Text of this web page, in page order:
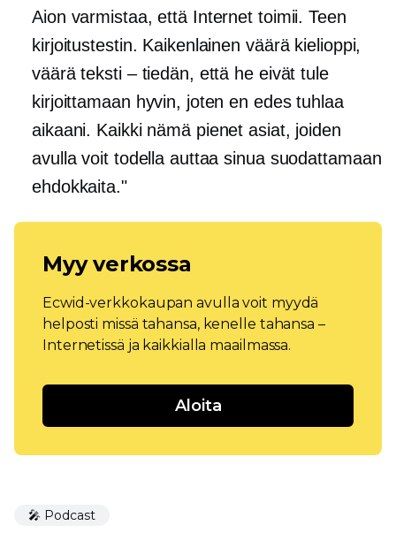
Aion varmistaa, että Internet toimii. Teen
kirjoitustestin. Kaikenlainen väärä kielioppi,
väärä teksti – tiedän, että he eivät tule
kirjoittamaan hyvin, joten en edes tuhlaa
aikaani. Kaikki nämä pienet asiat, joiden
avulla voit todella auttaa sinua suodattamaan
ehdokkaita."
Myy verkossa
Ecwid-verkkokaupan avulla voit myydä
helposti missä tahansa, kenelle tahansa –
Internetissä ja kaikkialla maailmassa.
Aloita
🎤 Podcast